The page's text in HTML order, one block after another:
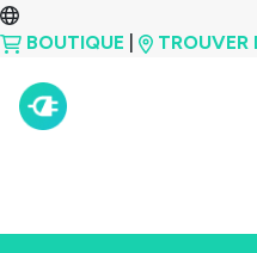
BOUTIQUE TROUVER